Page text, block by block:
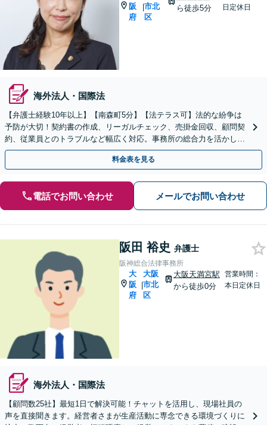
阪
府
|市北
区
ら徒歩5分
日定休日
海外法人・国際法
【弁護士経験10年以上】【南森町5分】【法テラス可】法的な紛争は
予防が大切！契約書の作成、リーガルチェック、売掛金回収、顧問契
約、従業員とのトラブルなど幅広く対応。事務所の総合力を活かし解
決を目指します。【初回面談無料】【顧問契約可】
料金表を見る
電話でお問い合わせ メールでお問い合わせ
阪田 裕史 弁護士
阪神総合法律事務所
大
阪
府
|
大阪
市北
区
大阪天満宮駅
から徒歩0分
営業時間：
本日定休日
海外法人・国際法
【顧問数25社】最短1日で解決可能！チャットを活用し、現場社員の
声を直接聞きます。経営者さまが生産活動に専念できる環境づくりに